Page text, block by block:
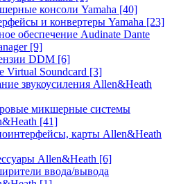
консоли Yamaha [40]
и конвертеры Yamaha [23]
обеспечение Audinate Dante
[9]
DDM [6]
Virtual Soundcard [3]
звукоусиления Allen&Heath
микшерные системы
[41]
карты Allen&Heath
Allen&Heath [6]
ввода/вывода